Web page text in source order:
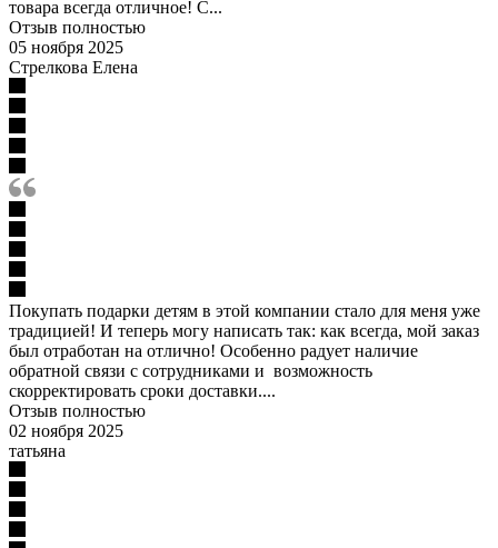
товара всегда отличное! С...
Отзыв полностью
05 ноября 2025
Стрелкова Елена
Покупать подарки детям в этой компании стало для меня уже
традицией! И теперь могу написать так: как всегда, мой заказ
был отработан на отлично! Особенно радует наличие
обратной связи с сотрудниками и возможность
скорректировать сроки доставки....
Отзыв полностью
02 ноября 2025
татьяна